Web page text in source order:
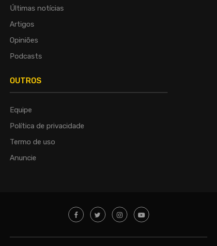
Últimas notícias
Artigos
Opiniões
Podcasts
OUTROS
Equipe
Política de privacidade
Termo de uso
Anuncie